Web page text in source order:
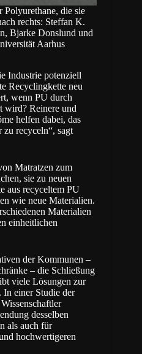
Polyurethane, die sie
rechts: Steffan K.
Bjarke Donslund und
Aarhus
Industrie potenziell
Recyclingkette neu
wenn PU durch
wird? Reinere und
helfen dabei, das
recyceln“, sagt
Matratzen zum
sie zu neuen
aus recyceltem PU
wie neue Materialien.
Materialien
einheitlichen
der Kommunen –
– die Schließung
viele Lösungen zur
In einer Studie der
desselben
als auch für
hochwertigeren